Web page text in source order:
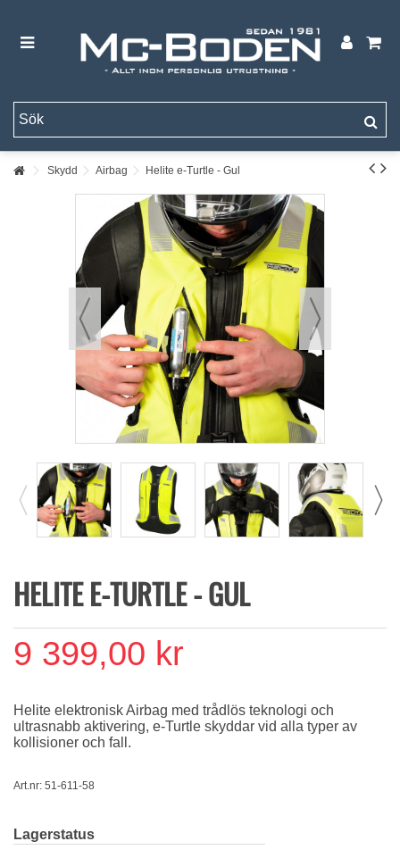
Skydd Airbag Helite e-Turtle - Gul
HELITE E-TURTLE - GUL
9 399,00 kr
Helite elektronisk Airbag med trådlös teknologi och
ultrasnabb aktivering, e-Turtle skyddar vid alla typer av
kollisioner och fall.
Art.nr: 51-611-58
Lagerstatus